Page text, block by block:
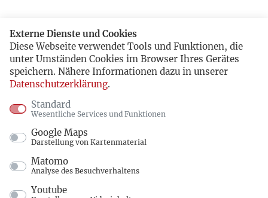
Externe Dienste und Cookies
Diese Webseite verwendet Tools und Funktionen, die
unter Umständen Cookies im Browser Ihres Gerätes
speichern. Nähere Informationen dazu in unserer
Datenschutzerklärung.
Standard
Wesentliche Services und Funktionen
Google Maps
Darstellung von Kartenmaterial
Matomo
Analyse des Besuchverhaltens
Youtube